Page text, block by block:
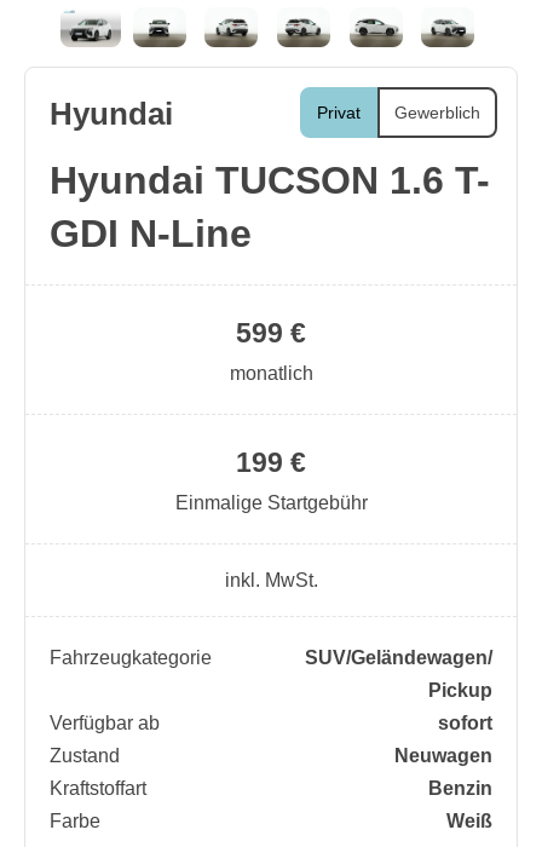
Privat Gewerblich
Hyundai
Hyundai TUCSON 1.6 T-
GDI N-Line
199 €
Einmalige Startgebühr
599 €
monatlich
inkl. MwSt.
Fahrzeugkategorie
SUV/​Geländewagen/​
Pickup
Verfügbar ab
sofort
Zustand
Neuwagen
Kraftstoffart
Benzin
Farbe
Weiß